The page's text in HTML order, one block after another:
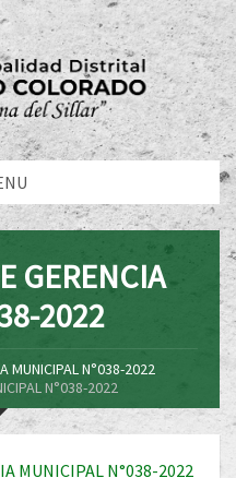
GERENCIA
2022
MUNICIPAL N°038-2022
N°038-2022
MUNICIPAL N°038-2022